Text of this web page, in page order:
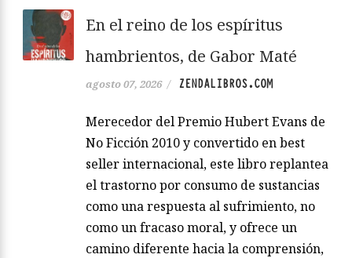
En el reino de los espíritus
hambrientos, de Gabor Maté
agosto 07, 2026 / ZENDALIBROS.COM
Merecedor del Premio Hubert Evans de
No Ficción 2010 y convertido en best
seller internacional, este libro replantea
el trastorno por consumo de sustancias
como una respuesta al sufrimiento, no
como un fracaso moral, y ofrece un
camino diferente hacia la comprensión,